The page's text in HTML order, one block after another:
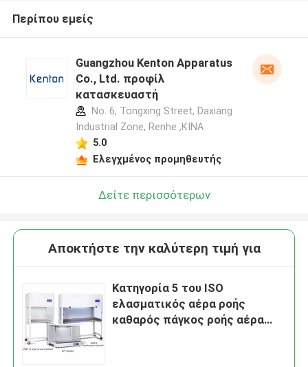
Περίπου εμείς
Guangzhou Kenton Apparatus
Co., Ltd. προφίλ
κατασκευαστή
No. 6, Tongxing Street, Daxiang
Industrial Zone, Renhe ,ΚΙΝΑ
5.0
Ελεγχμένος προμηθευτής
Δείτε περισσότερων
Αποκτήστε την καλύτερη τιμή για
Κατηγορία 5 του ISO
ελασματικός αέρα ροής
καθαρός πάγκος ροής αέρα